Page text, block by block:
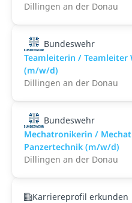
Dillingen an der Donau
Bundeswehr
Teamleiterin / Teamleiter
(m/w/d)
Dillingen an der Donau
Bundeswehr
Mechatronikerin /
Panzertechnik (m/w/d)
Dillingen an der Donau
Karriereprofil erkunden